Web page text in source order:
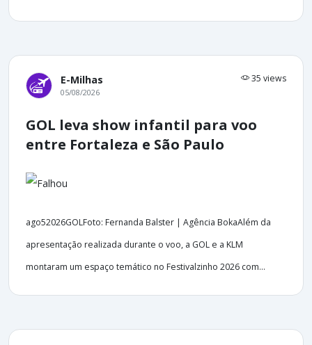
E-Milhas 35 views
05/08/2026
GOL leva show infantil para voo
entre Fortaleza e São Paulo
ago52026GOLFoto: Fernanda Balster | Agência BokaAlém da
apresentação realizada durante o voo, a GOL e a KLM
montaram um espaço temático no Festivalzinho 2026 com...